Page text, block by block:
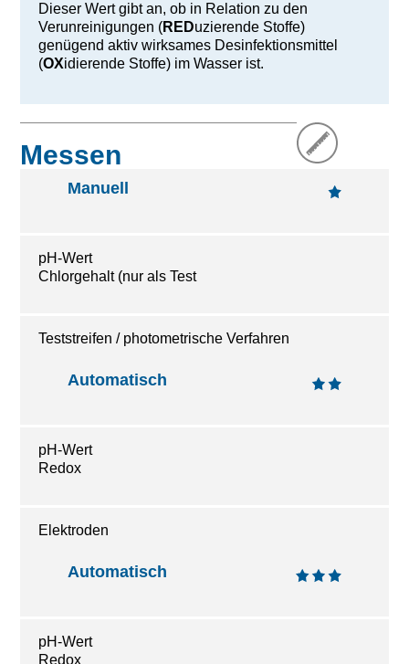
Dieser Wert gibt an, ob in Relation zu den
Verunreinigungen (REDuzierende Stoffe)
genügend aktiv wirksames Desinfektionsmittel
(OXidierende Stoffe) im Wasser ist.
Messen
Manuell
pH-Wert
Chlorgehalt (nur als Test
Teststreifen / photometrische Verfahren
Automatisch
pH-Wert
Redox
Elektroden
Automatisch
pH-Wert
Redox